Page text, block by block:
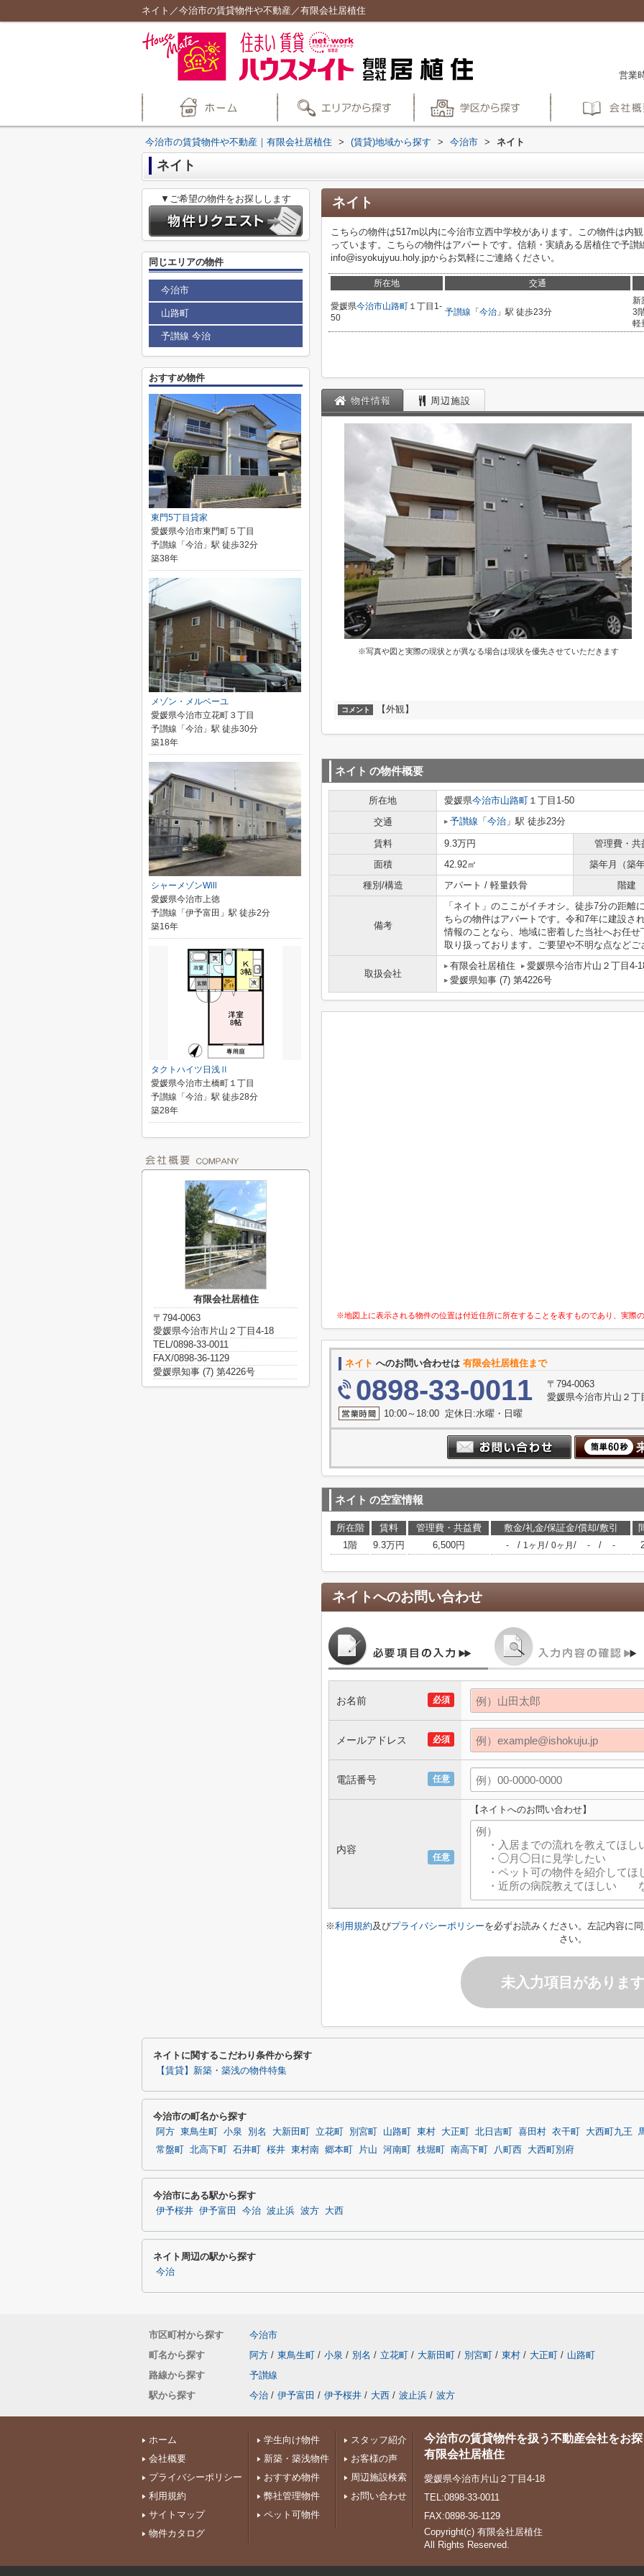
ネイト／今治市の賃貸物件や不動産／有限会社居植住
営業
今治市の賃貸物件や不動産｜有限会社居植住 > (賃貸)地域から探す > 今治市 > ネイト
ネイト
ネイト
こちらの物件は517m以内に今治市立西中学校があります。この物件は内
っています。こちらの物件はアパートです。信頼・実績ある居植住で予
info@isyokujyuu.holy.jpからお気軽にご連絡ください。
所在地 交通
愛媛県今治市山路町 １丁目1-
50
予讃線 「 今治 」駅 徒歩23分
新
3
軽
物件情報 周辺施設
※写真や図と実際の現状とが異なる場合は現状を優先させていただきます
コメント 【外観】
ネイト の物件概要
所在地 愛媛県今治市山路町 １丁目1-50
交通
予讃線 「 今治 」駅 徒歩23分
賃料 9.3万円
管理費・共
面積
42.92㎡
築年月（築
種別/構造
アパート / 軽量鉄骨 階建
備考
「ネイト」のここがイチオシ。徒歩7分の距
ちらの物件はアパートです。令和7年に建設さ
情報のことなら、地域に密着した当社へお任
取り扱っております。ご要望や不明な点など
取扱会社
有限会社居植住
愛媛県今治市片山２丁目4-
愛媛県知事 (7) 第4226号
※地図上に表示される物件の位置は付近住所に所在することを表すものであり、実際
ネイト へのお問い合わせは 有限会社居植住まで
0898-33-0011
〒794-0063
愛媛県今治市片山２
10:00～18:00 定休日:水曜・日曜
ネイト の空室情報
所在階 賃料 管理費・共益費 敷金/礼金/保証金/償却/敷引
1階
9.3万円 6,500円 - / 1ヶ月 / 0ヶ月 / - / -
ネイトへのお問い合わせ
必須
お名前
必須
メールアドレス
任意
電話番号
任意
内容
【ネイトへのお問い合わせ】
※利用規約及びプライバシーポリシーを必ずお読みください。左記内容に
さい。
未入力項目があります
▼ご希望の物件をお探しします
同じエリアの物件
今治市
山路町
予讃線 今治
おすすめ物件
東門5丁目貸家
愛媛県今治市東門町５丁目
予讃線「今治」駅 徒歩32分
築38年
メゾン・メルベーユ
愛媛県今治市立花町３丁目
予讃線「今治」駅 徒歩30分
築18年
シャーメゾンWill
愛媛県今治市上徳
予讃線「伊予富田」駅 徒歩2分
築16年
タクトハイツ日浅Ⅱ
愛媛県今治市土橋町１丁目
予讃線「今治」駅 徒歩28分
築28年
有限会社居植住
〒794-0063
愛媛県今治市片山２丁目4-18
TEL/0898-33-0011
FAX/0898-36-1129
愛媛県知事 (7) 第4226号
ネイトに関するこだわり条件から探す
【賃貸】新築・築浅の物件特集
今治市の町名から探す
阿方 東鳥生町 小泉 別名 大新田町 立花町 別宮町 山路町 東村 大正町 北日吉町 喜田村 衣干町 大西町九王
常盤町
北高下町 石井町 桜井 東村南 郷本町 片山 河南町 枝堀町 南高下町 八町西 大西町別府
今治市にある駅から探す
伊予桜井 伊予富田 今治 波止浜 波方 大西
ネイト周辺の駅から探す
今治
市区町村から探す
今治市
町名から探す
阿方 / 東鳥生町 / 小泉 / 別名 / 立花町 / 大新田町 / 別宮町 / 東村 / 大正町 / 山路町
路線から探す
予讃線
駅から探す
今治 / 伊予富田 / 伊予桜井 / 大西 / 波止浜 / 波方
ホーム
会社概要
プライバシーポリシー
利用規約
サイトマップ
物件カタログ
学生向け物件
新築・築浅物件
おすすめ物件
弊社管理物件
ペット可物件
スタッフ紹介
お客様の声
周辺施設検索
お問い合わせ
今治市の賃貸物件を扱う不動産会社をお
有限会社居植住
愛媛県今治市片山２丁目4-18
TEL:0898-33-0011
FAX:0898-36-1129
Copyright(c) 有限会社居植住
All Rights Reserved.